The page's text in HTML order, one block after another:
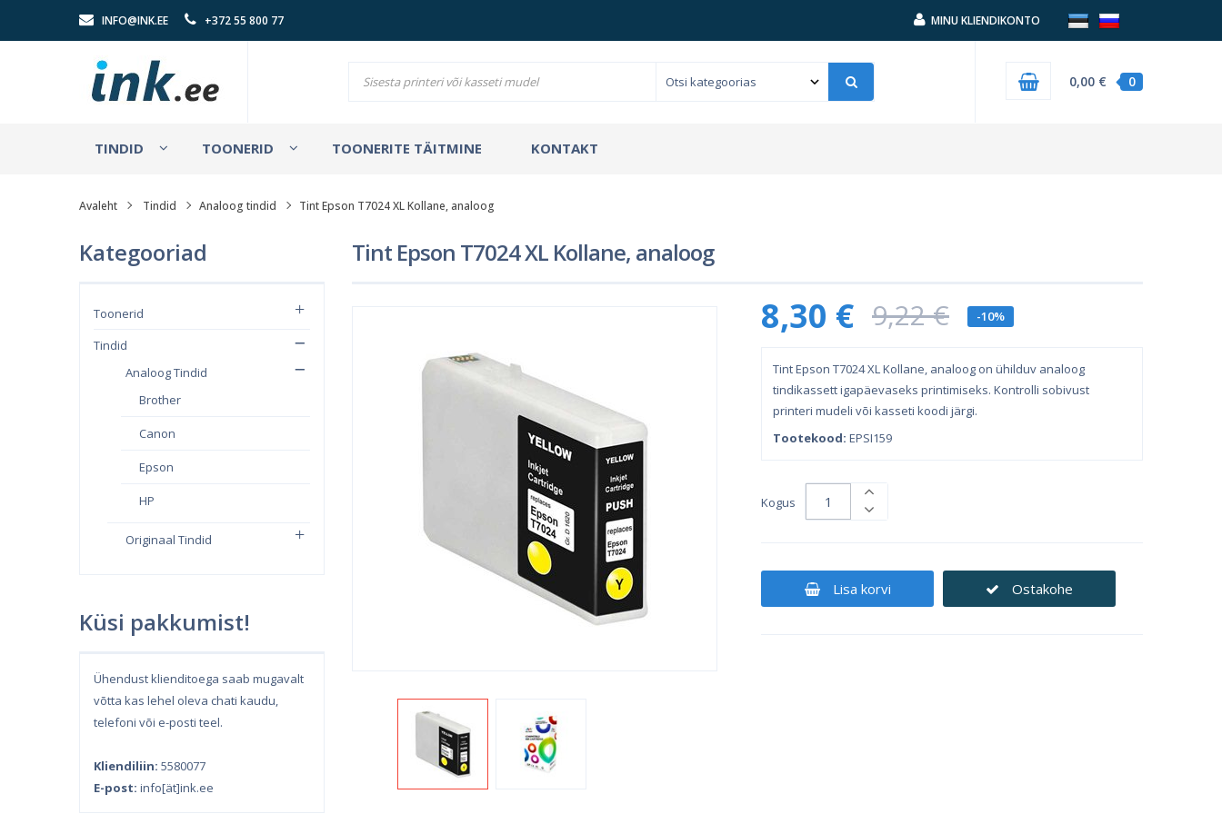
INFO@INK.EE +372 55 800 77 MINU KLIENDIKONTO
0
0,00 €
TINDID TOONERID TOONERITE TÄITMINE KONTAKT
Avaleht Tindid Analoog tindid Tint Epson T7024 XL Kollane, analoog
Kategooriad
Toonerid
Tindid
Analoog Tindid
Brother
Canon
Epson
HP
Originaal Tindid
Küsi pakkumist!
Ühendust klienditoega saab mugavalt
võtta kas lehel oleva chati kaudu,
telefoni või e-posti teel.
Kliendiliin: 5580077
E-post: info[ät]ink.ee
Tint Epson T7024 XL Kollane, analoog
8,30 € 9,22 € -10%
Tint Epson T7024 XL Kollane, analoog on ühilduv analoog
tindikassett igapäevaseks printimiseks. Kontrolli sobivust
printeri mudeli või kasseti koodi järgi.
Tootekood: EPSI159
Kogus
Lisa korvi Ostakohe